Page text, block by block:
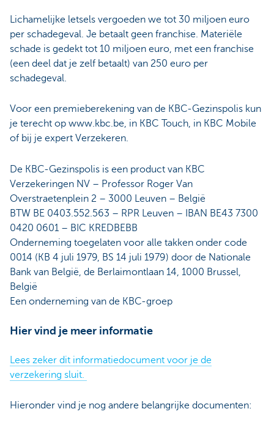
Lichamelijke letsels vergoeden we tot 30 miljoen euro
per schadegeval. Je betaalt geen franchise. Materiële
schade is gedekt tot 10 miljoen euro, met een franchise
(een deel dat je zelf betaalt) van 250 euro per
schadegeval.
Voor een premieberekening van de KBC-Gezinspolis kun
je terecht op www.kbc.be, in KBC Touch, in KBC Mobile
of bij je expert Verzekeren.
De KBC-Gezinspolis is een product van KBC
Verzekeringen NV – Professor Roger Van
Overstraetenplein 2 – 3000 Leuven – België
BTW BE 0403.552.563 – RPR Leuven – IBAN BE43 7300
0420 0601 – BIC KREDBEBB
Onderneming toegelaten voor alle takken onder code
0014 (KB 4 juli 1979, BS 14 juli 1979) door de Nationale
Bank van België, de Berlaimontlaan 14, 1000 Brussel,
België
Een onderneming van de KBC-groep
Hier vind je meer informatie
Lees zeker dit informatiedocument voor je de
verzekering sluit.
Hieronder vind je nog andere belangrijke documenten: